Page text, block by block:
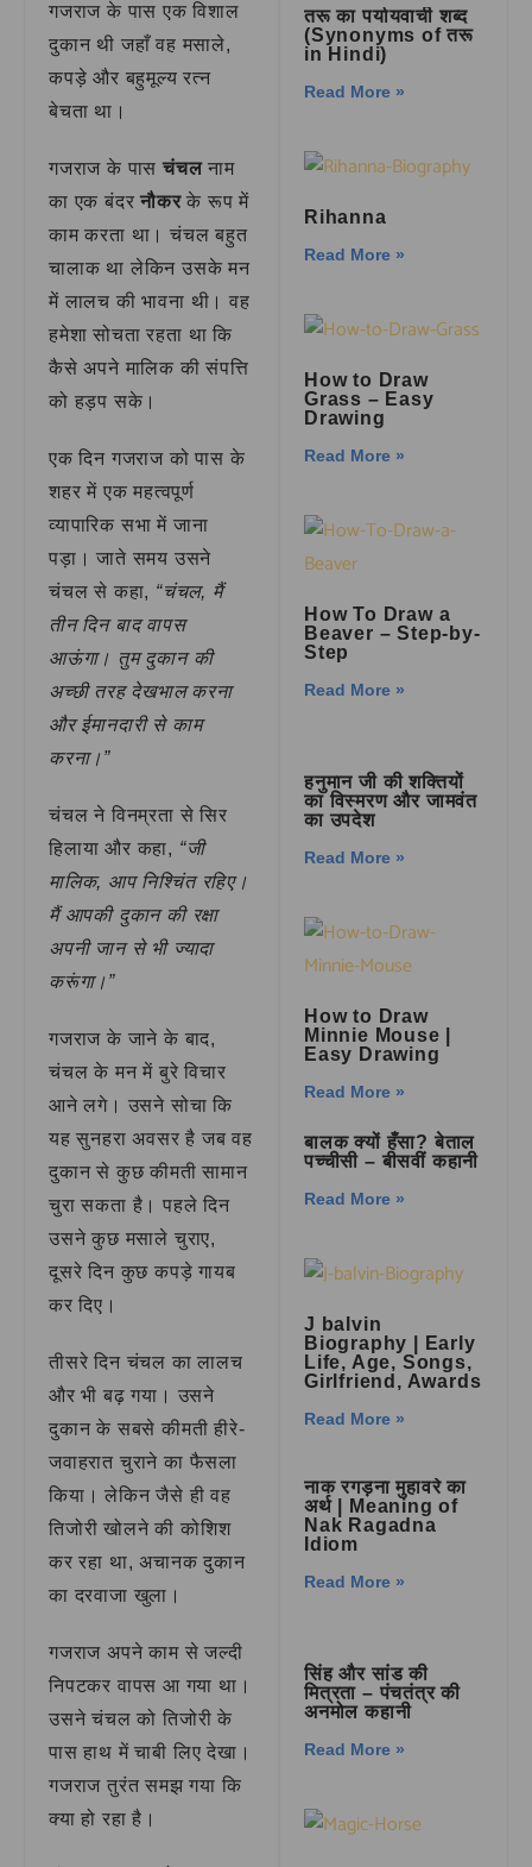
गजराज के पास एक विशाल
दुकान थी जहाँ वह मसाले,
कपड़े और बहुमूल्य रत्न
बेचता था।
गजराज के पास चंचलनाम
का एक बंदरनौकरके रूप में
काम करता था। चंचल बहुत
चालाक था लेकिन उसके मन
में लालच की भावना थी। वह
हमेशा सोचता रहता था कि
कैसे अपने मालिक की संपत्ति
को हड़प सके।
एक दिन गजराज को पास के
शहर में एक महत्वपूर्ण
व्यापारिक सभा में जाना
पड़ा। जाते समय उसने
चंचल से कहा, “चंचल, मैं
तीन दिन बाद वापस
आऊंगा। तुम दुकान की
अच्छी तरह देखभाल करना
और ईमानदारी से काम
करना।”
चंचल ने विनम्रता से सिर
हिलाया और कहा, “जी
मालिक, आप निश्चिंत रहिए।
मैं आपकी दुकान की रक्षा
अपनी जान से भी ज्यादा
करूंगा।”
गजराज के जाने के बाद,
चंचल के मन में बुरे विचार
आने लगे। उसने सोचा कि
यह सुनहरा अवसर है जब वह
दुकान से कुछ कीमती सामान
चुरा सकता है। पहले दिन
उसने कुछ मसाले चुराए,
दूसरे दिन कुछ कपड़े गायब
कर दिए।
तीसरे दिन चंचल का लालच
और भी बढ़ गया। उसने
दुकान के सबसे कीमती हीरे-
जवाहरात चुराने का फैसला
किया। लेकिन जैसे ही वह
तिजोरी खोलने की कोशिश
कर रहा था, अचानक दुकान
का दरवाजा खुला।
गजराज अपने काम से जल्दी
निपटकर वापस आ गया था।
उसने चंचल को तिजोरी के
पास हाथ में चाबी लिए देखा।
गजराज तुरंत समझ गया कि
क्या हो रहा है।
तरू का पर्यायवाची शब्द
(Synonyms of तरू
in Hindi)
Read More »
Rihanna
Read More »
How to Draw
Grass – Easy
Drawing
Read More »
How To Draw a
Beaver – Step-by-
Step
Read More »
हनुमान जी की शक्तियों
का विस्मरण और जामवंत
का उपदेश
Read More »
How to Draw
Minnie Mouse |
Easy Drawing
Read More »
बालक क्यों हँसा? बेताल
पच्चीसी – बीसवीं कहानी
Read More »
J balvin
Biography | Early
Life, Age, Songs,
Girlfriend, Awards
Read More »
नाक रगड़ना मुहावरे का
अर्थ | Meaning of
Nak Ragadna
Idiom
Read More »
सिंह और सांड की
मित्रता – पंचतंत्र की
अनमोल कहानी
Read More »